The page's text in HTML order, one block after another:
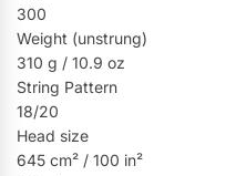
300
Weight (unstrung)
310 g / 10.9 oz
String Pattern
18/20
Head size
645 cm² / 100 in²